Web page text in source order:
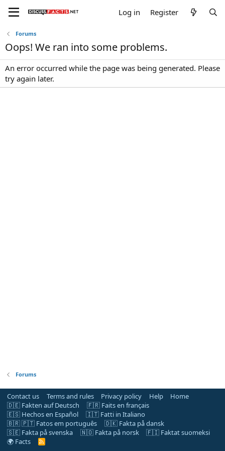
Log in Register
Forums
Oops! We ran into some problems.
An error occurred while the page was being generated. Please
try again later.
Forums
Contact us Terms and rules Privacy policy Help
Home
🇩🇪 Fakten auf Deutsch
🇫🇷 Faits en français
🇪🇸 Hechos en Español
🇮🇹 Fatti in Italiano
🇧🇷 🇵🇹 Fatos em português
🇩🇰 Fakta på dansk
🇸🇪 Fakta på svenska
🇳🇴 Fakta på norsk
🇫🇮 Faktat suomeksi
🌍 Facts
R